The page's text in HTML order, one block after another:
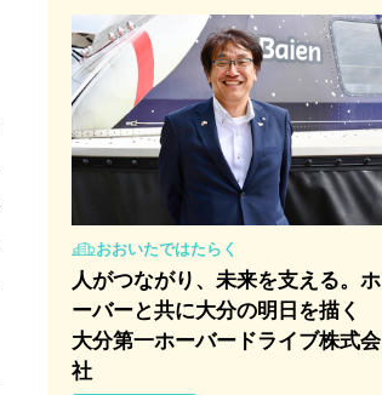
おおいたではたらく
人がつながり、未来を支える。ホ
ーバーと共に大分の明日を描く
大分第一ホーバードライブ株式会
社